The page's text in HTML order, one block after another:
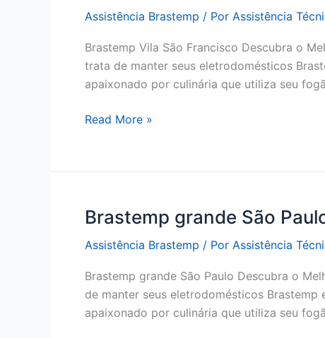
Assistência Brastemp / Por Assistência
Brastemp Vila São Francisco Descubra o
trata de manter seus eletrodomésticos
apaixonado por culinária que utiliza seu
Brastemp
Francisco
Read More »
Brastemp grande São
Assistência Brastemp / Por Assistência
Brastemp grande São Paulo Descubra o
de manter seus eletrodomésticos
apaixonado por culinária que utiliza seu